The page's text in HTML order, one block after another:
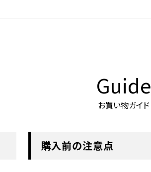
Guide
お買い物ガイド
購入前の注意点